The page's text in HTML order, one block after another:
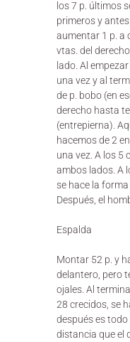
los 7 p. últimos
primeros y
aumentar 1 p. a
vtas. del
lado. Al
una vez y al
de p. bobo (en
derecho hasta
(entrepierna).
hacemos de 2
una vez. A los 5
ambos lados. A
se hace la forma
Después, el
Espalda
Montar 52 p. y
delantero, pero
ojales. Al
28 crecidos, se
después es todo
distancia que el